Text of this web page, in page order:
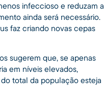
infeccioso e reduzam a
ainda será necessário.
faz criando novas cepas
sugerem que, se apenas
em níveis elevados,
total da população esteja